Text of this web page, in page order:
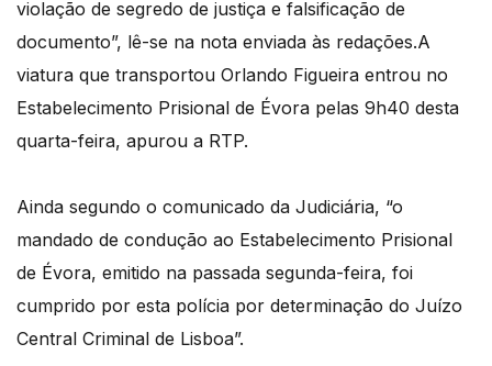
violação de segredo de justiça e falsificação de
documento”, lê-se na nota enviada às redações.A
viatura que transportou Orlando Figueira entrou no
Estabelecimento Prisional de Évora pelas 9h40 desta
quarta-feira, apurou a RTP.
Ainda segundo o comunicado da Judiciária, “o
mandado de condução ao Estabelecimento Prisional
de Évora, emitido na passada segunda-feira, foi
cumprido por esta polícia por determinação do Juízo
Central Criminal de Lisboa”.